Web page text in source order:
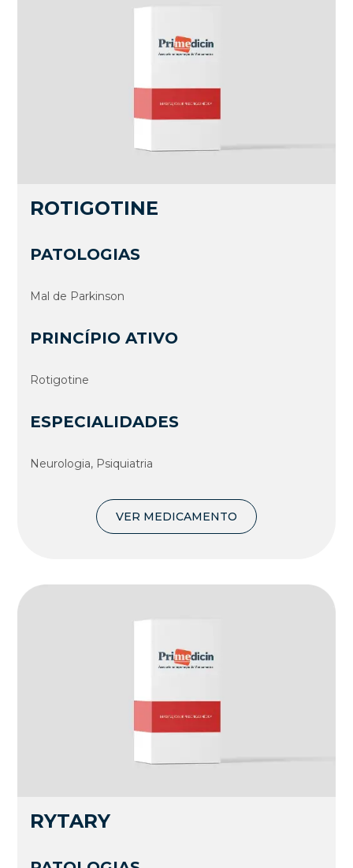
ROTIGOTINE
PATOLOGIAS
Mal de Parkinson
PRINCÍPIO ATIVO
Rotigotine
ESPECIALIDADES
Neurologia, Psiquiatria
VER MEDICAMENTO
RYTARY